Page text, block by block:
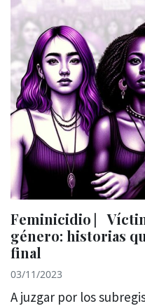
Feminicidio
género: historias
final
03/11/2023
A juzgar por los